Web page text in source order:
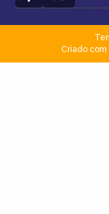
Criado com